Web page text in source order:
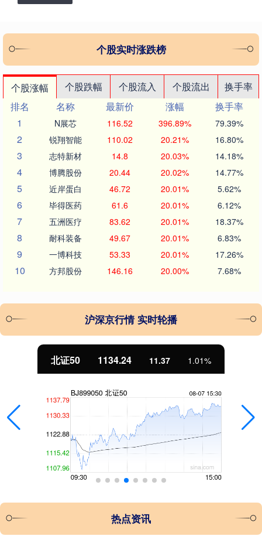
个股实时涨跌榜
个股涨幅 个股跌幅 个股流入 个股流出
换手率
排名
名称 最新价 涨幅
换手率
1
N展芯 116.52 396.89% 79.39%
2 锐翔智能 110.02 20.21% 16.80%
3 志特新材 14.8 20.03% 14.18%
4 博腾股份 20.44 20.02% 14.77%
5 近岸蛋白 46.72 20.01% 5.62%
6 毕得医药 61.6 20.01% 6.12%
7 五洲医疗 83.62 20.01% 18.37%
8 耐科装备 49.67 20.01% 6.83%
9 一博科技 53.33 20.01% 17.26%
10 方邦股份 146.16 20.00% 7.68%
沪深京行情 实时轮播
北证50 1134.24 11.37 1.01%
热点资讯